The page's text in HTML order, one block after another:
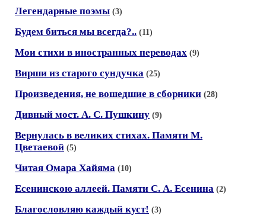
Легендарные поэмы (3)
Будем биться мы всегда?.. (11)
Мои стихи в иностранных переводах (9)
Вирши из старого сундучка (25)
Произведения, не вошедшие в сборники (28)
Дивный мост. А. С. Пушкину (9)
Вернулась в великих стихах. Памяти М.
Цветаевой (5)
Читая Омара Хайяма (10)
Есенинскою аллеей. Памяти С. А. Есенина (2)
Благословляю каждый куст! (3)